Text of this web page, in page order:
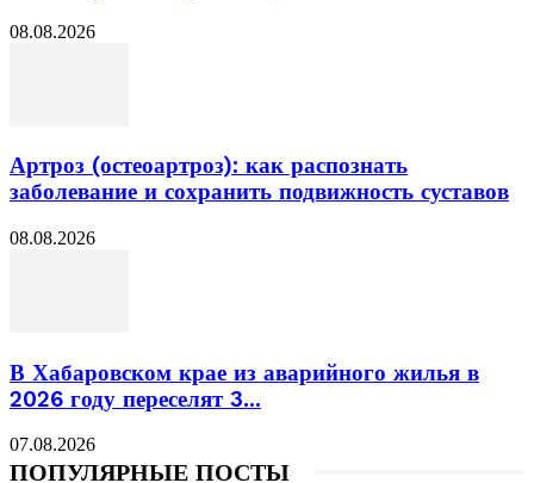
08.08.2026
Артроз (остеоартроз): как распознать
заболевание и сохранить подвижность суставов
08.08.2026
В Хабаровском крае из аварийного жилья в
2026 году переселят 3...
07.08.2026
ПОПУЛЯРНЫЕ ПОСТЫ